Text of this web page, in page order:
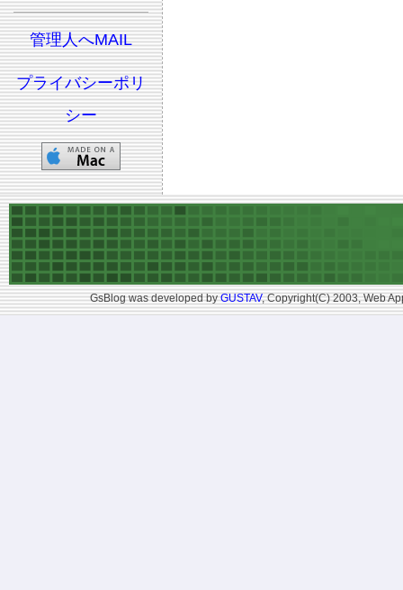
管理人へMAIL
プライバシーポリ
シー
GsBlog was developed byGUSTAV, Copyright(C) 2003, Web